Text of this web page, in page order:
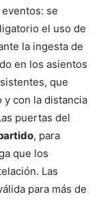
se
el uso de
la ingesta de
en los asientos
que
y con la distancia
puertas del
, para
que los
Las
para más de